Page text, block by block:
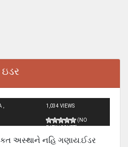
ઇડર
1,034 VIEWS
(NO
RATINGS YET)
અસ્થાને નહિ ગણાય.ઈડર